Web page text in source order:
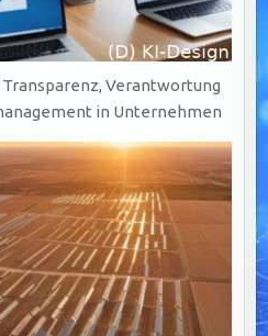
Transparenz, Verantwortung
in Unternehmen